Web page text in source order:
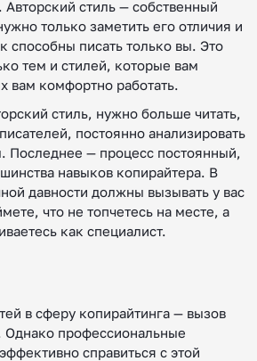
стиль — собственный
только заметить его отличия и
способны писать только вы. Это
тем и стилей, которые вам
вам комфортно работать.
стиль, нужно больше читать,
постоянно анализировать
Последнее — процесс постоянный,
навыков копирайтера. В
давности должны вызывать у вас
что не топчетесь на месте, а
как специалист.
в сферу копирайтинга — вызов
Однако профессиональные
справиться с этой